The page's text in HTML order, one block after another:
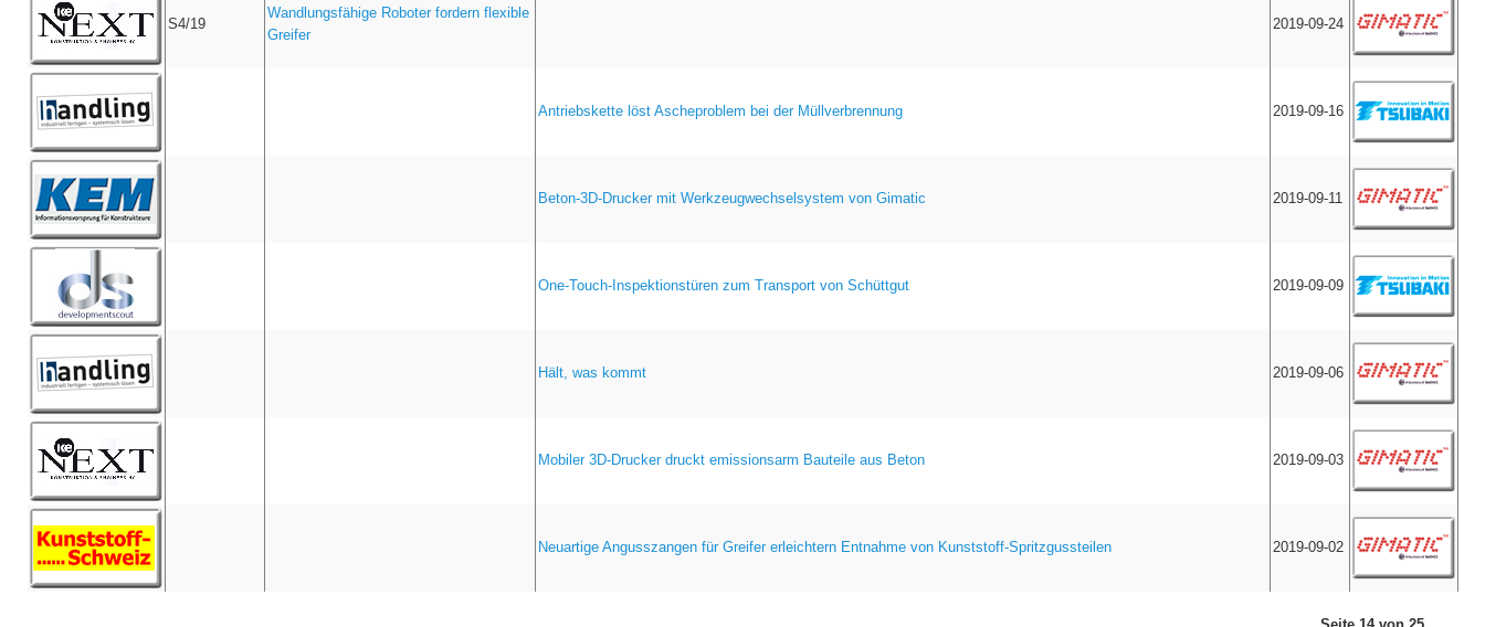
S4/19
Wandlungsfähige Roboter fordern flexible
Greifer
2019-09-24
Antriebskette löst Ascheproblem bei der Müllverbrennung 2019-09-16
Beton-3D-Drucker mit Werkzeugwechselsystem von Gimatic 2019-09-11
One-Touch-Inspektionstüren zum Transport von Schüttgut 2019-09-09
Hält, was kommt 2019-09-06
Mobiler 3D-Drucker druckt emissionsarm Bauteile aus Beton 2019-09-03
Neuartige Angusszangen für Greifer erleichtern Entnahme von Kunststoff-Spritzgussteilen 2019-09-02